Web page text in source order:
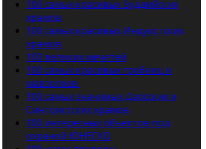
100 самых красивых Буддийских
храмов
100 самых красивых Индуистских
храмов
100 великих мечетей
100 самых красивых гробниц и
мавзолеев
100 самых значимых Даосских и
Синтоистских храмов
100 интересных объектов под
охраной ЮНЕСКО